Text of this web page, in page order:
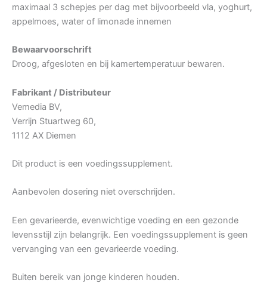
maximaal 3 schepjes per dag met bijvoorbeeld vla, yoghurt,
appelmoes, water of limonade innemen
Bewaarvoorschrift
Droog, afgesloten en bij kamertemperatuur bewaren.
Fabrikant / Distributeur
Vemedia BV,
Verrijn Stuartweg 60,
1112 AX Diemen
Dit product is een voedingssupplement.
Aanbevolen dosering niet overschrijden.
Een gevarieerde, evenwichtige voeding en een gezonde
levensstijl zijn belangrijk. Een voedingssupplement is geen
vervanging van een gevarieerde voeding.
Buiten bereik van jonge kinderen houden.